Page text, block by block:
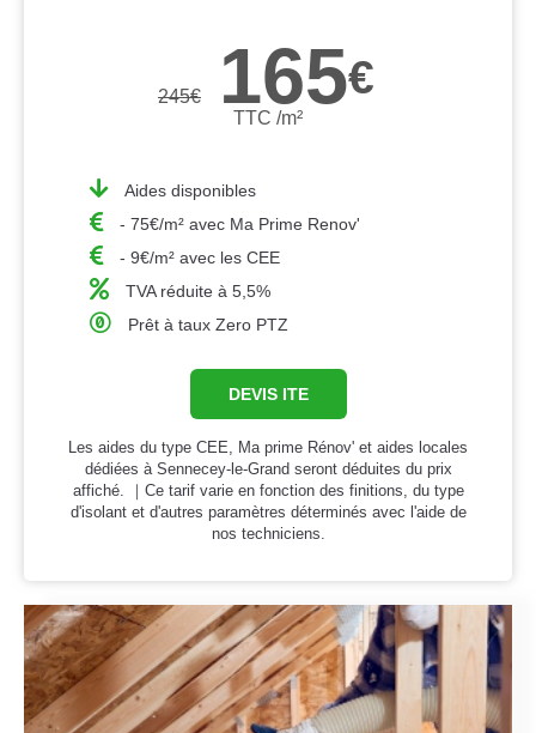
245€ 165€
TTC /m²
Aides disponibles
- 75€/m² avec Ma Prime Renov'
- 9€/m² avec les CEE
TVA réduite à 5,5%
Prêt à taux Zero PTZ
DEVIS ITE
Les aides du type CEE, Ma prime Rénov' et aides locales
dédiées à Sennecey-le-Grand seront déduites du prix
affiché. ｜Ce tarif varie en fonction des finitions, du type
d'isolant et d'autres paramètres déterminés avec l'aide de
nos techniciens.